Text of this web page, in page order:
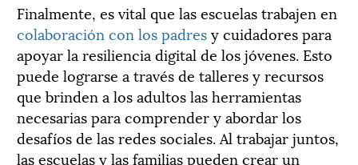
Finalmente, es vital que las escuelas trabajen en
colaboración con los padresy cuidadores para
apoyar la resiliencia digital de los jóvenes. Esto
puede lograrse a través de talleres y recursos
que brinden a los adultos las herramientas
necesarias para comprender y abordar los
desafíos de las redes sociales. Al trabajar juntos,
las escuelas y las familias pueden crear un